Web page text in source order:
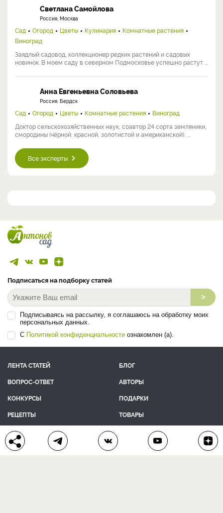
Светлана Самойлова
Россия, Москва
Сад Огород Цветы Кулинария
Комнатные растения
Виноград
Заядлый садовод, коллекционер редких растений и садовых
новинок. В моем саду в северном Подмосковье успешно растут ...
Анна Евгеньевна Соловьева
Россия, Бердск
Сад Огород Цветы Комнатные растения
Виноград
Доктор сельскохозяйственных наук, соавтор 24 сорта земляники,
смородины (чёрной, красной, золотистой и американской), ...
Все эксперты
Подписаться на подборку статей
>
Подписываясь на рассылку, я соглашаюсь на обработку моих
персональных данных.
С Политикой конфиденциальности ознакомлен (а).
ЛЕНТА СТАТЕЙ
БЛОГ
ВОПРОС-ОТВЕТ
АВТОРЫ
КОНКУРСЫ
ПОДАРКИ
РЕЦЕПТЫ
ТОВАРЫ
ПОМОЩЬ
КОНТАКТЫ